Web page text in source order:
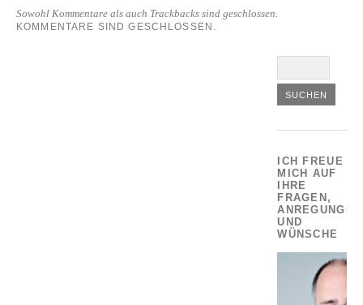
Sowohl Kommentare als auch Trackbacks sind geschlossen.
KOMMENTARE SIND GESCHLOSSEN.
ICH FREUE
MICH AUF
IHRE
FRAGEN,
ANREGUNGEN
UND
WÜNSCHE